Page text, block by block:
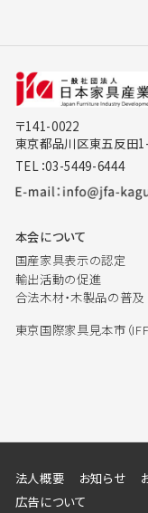
〒141-0022
東京都品川区東五反田
TEL：03-5449-6444
本会について
国産家具表示の認定
輸出活動の促進
合法木材・木製品の普及
東京国際家具見本市（
法人概要 お知らせ
広告について